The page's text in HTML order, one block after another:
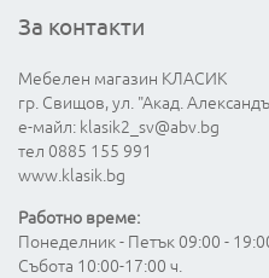
За контакти
Мебелен магазин КЛАСИК
гр. Свищов, ул. "Акад.
е-майл: klasik2_sv@abv.bg
тел 0885 155 991
www.klasik.bg
Работно време:
Понеделник - Петък 09:00 -
Събота 10:00-17:00 ч.